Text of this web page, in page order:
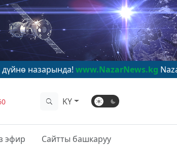
www.NazarNews.kgNazarNews - в
KY
эфир Сайтты башкаруу